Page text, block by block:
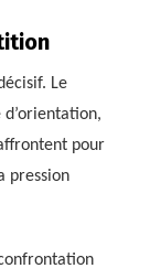
Le
pour
pression